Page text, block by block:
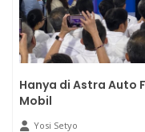
Hanya di Astra Auto
Mobil
Yosi Setyo